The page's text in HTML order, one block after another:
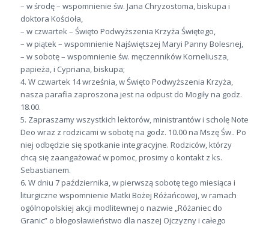
– w środę – wspomnienie św. Jana Chryzostoma, biskupa i
doktora Kościoła,
– w czwartek – Święto Podwyższenia Krzyża Świętego,
– w piątek – wspomnienie Najświętszej Maryi Panny Bolesnej,
– w sobotę – wspomnienie św. męczenników Korneliusza,
papieża, i Cypriana, biskupa;
4. W czwartek 14 września, w Święto Podwyższenia Krzyża,
nasza parafia zaproszona jest na odpust do Mogiły na godz.
18.00.
5. Zapraszamy wszystkich lektorów, ministrantów i scholę Note
Deo wraz z rodzicami w sobotę na godz. 10.00 na Mszę Św.. Po
niej odbędzie się spotkanie integracyjne. Rodziców, którzy
chcą się zaangażować w pomoc, prosimy o kontakt z ks.
Sebastianem.
6. W dniu 7 października, w pierwszą sobotę tego miesiąca i
liturgiczne wspomnienie Matki Bożej Różańcowej, w ramach
ogólnopolskiej akcji modlitewnej o nazwie „Różaniec do
Granic” o błogosławieństwo dla naszej Ojczyzny i całego